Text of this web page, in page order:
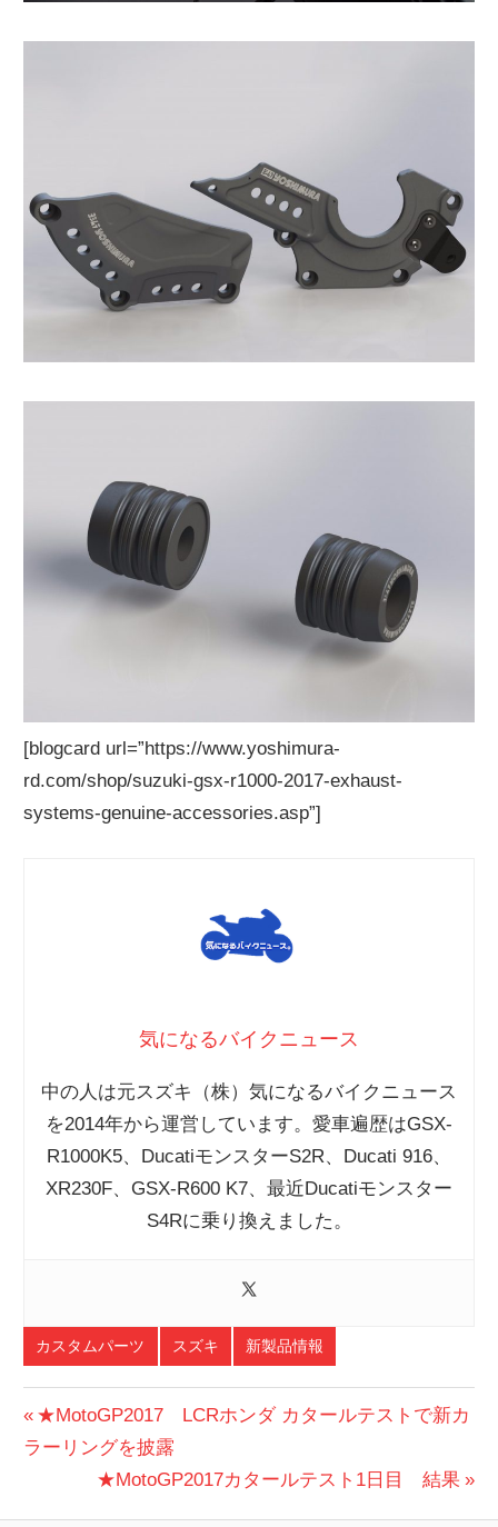
[blogcard url=”https://www.yoshimura-
rd.com/shop/suzuki-gsx-r1000-2017-exhaust-
systems-genuine-accessories.asp”]
気になるバイクニュース
中の人は元スズキ（株）気になるバイクニュース
を2014年から運営しています。愛車遍歴はGSX-
R1000K5、DucatiモンスターS2R、Ducati 916、
XR230F、GSX-R600 K7、最近Ducatiモンスター
S4Rに乗り換えました。
カスタムパーツ スズキ 新製品情報
投
稿
前
の
★MotoGP2017 LCRホンダ カタールテストで新カ
ラーリングを披露
次
★MotoGP2017カタールテスト1日目 結果